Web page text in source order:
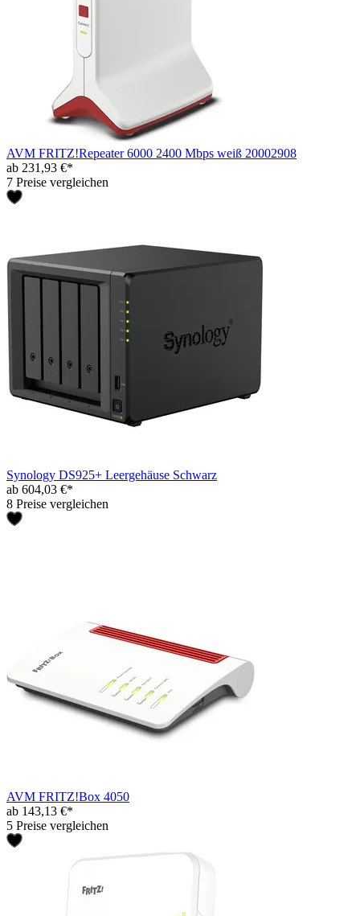
AVM FRITZ!Repeater 6000 2400 Mbps weiß 20002908
ab 231,93 €*
7 Preise vergleichen
Synology DS925+ Leergehäuse Schwarz
ab 604,03 €*
8 Preise vergleichen
AVM FRITZ!Box 4050
ab 143,13 €*
5 Preise vergleichen